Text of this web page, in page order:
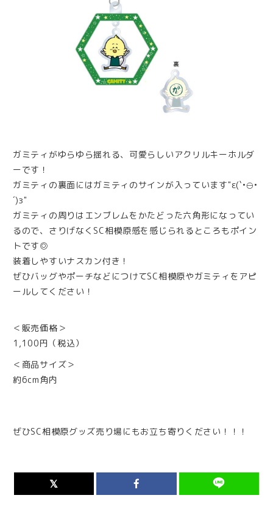
ガミティがゆらゆら揺れる、可愛らしいアクリルキーホルダ
ーです！
ガミティの裏面にはガミティのサインが入っています"ε(`•⊖•
´)з"
ガミティの周りはエンブレムをかたどった六角形になってい
るので、さりげなくSC相模原感を感じられるところもポイン
トです◎
装着しやすいナスカン付き！
ぜひバッグやポーチなどにつけてSC相模原やガミティをアピ
ールしてください！
＜販売価格＞
1,100円（税込）
＜商品サイズ＞
約6cm角内
ぜひSC相模原グッズ売り場にもお立ち寄りください！！！